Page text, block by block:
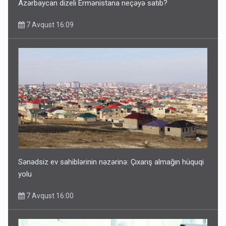
Azərbaycan dizeli Ermənistana neçəyə satıb?
7 Avqust 16:09
Sənədsiz ev sahiblərinin nəzərinə: Çıxarış almağın hüquqi
yolu
7 Avqust 16:00